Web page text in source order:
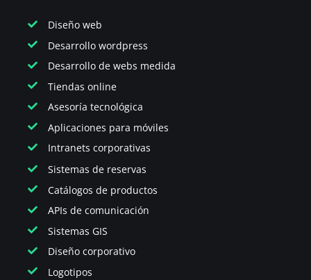
Diseño web
Desarrollo wordpress
Desarrollo de webs medida
Tiendas online
Asesoría tecnológica
Aplicaciones para móviles
Intranets corporativas
Sistemas de reservas
Catálogos de productos
APIs de comunicación
Sistemas GIS
Diseño corporativo
Logotipos